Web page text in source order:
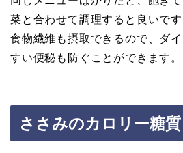
菜と合わせて調理すると良いです
食物繊維も摂取できるので、ダ
すい便秘も防ぐことができます。
ささみのカロリー糖